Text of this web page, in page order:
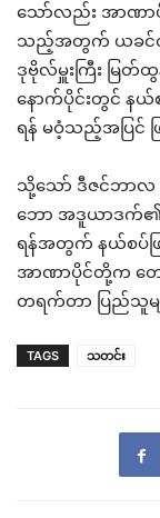
သော်လည်း အာဏာပို
သည့်အတွက် ယခင်ထာ
ဒုဗိုလ်မှူးကြီး မြတ်
နောက်ပိုင်းတွင်
ရန် မဝံ့သည့်အပြင် ဖ
သို့သော် ဒီဇင်ဘာလ
ဘော အဒူယာဒက်၏
ရန်အတွက် နယ်စပ်
အာဏာပိုင်တို့က တေ
တရက်တာ ပြည်သူမ
TAGS သတင်း